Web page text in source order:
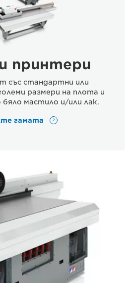
принтери
със стандартни или
размери на плота и
мастило и/или лак.
гамата